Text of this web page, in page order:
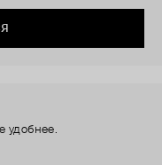
удобнее.